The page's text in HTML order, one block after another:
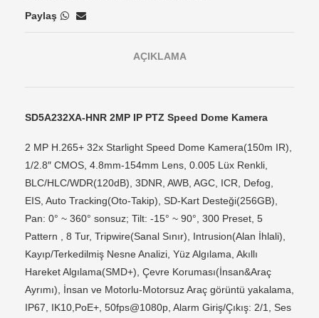
Paylaş
AÇIKLAMA
SD5A232XA-HNR 2MP IP PTZ Speed Dome Kamera
2 MP H.265+ 32x Starlight Speed Dome Kamera(150m IR),
1/2.8″ CMOS, 4.8mm-154mm Lens, 0.005 Lüx Renkli,
BLC/HLC/WDR(120dB), 3DNR, AWB, AGC, ICR, Defog,
EIS, Auto Tracking(Oto-Takip), SD-Kart Desteği(256GB),
Pan: 0° ~ 360° sonsuz; Tilt: -15° ~ 90°, 300 Preset, 5
Pattern , 8 Tur, Tripwire(Sanal Sınır), Intrusion(Alan İhlali),
Kayıp/Terkedilmiş Nesne Analizi, Yüz Algılama, Akıllı
Hareket Algılama(SMD+), Çevre Koruması(İnsan&Araç
Ayrımı), İnsan ve Motorlu-Motorsuz Araç görüntü yakalama,
IP67, IK10,PoE+, 50fps@1080p, Alarm Giriş/Çıkış: 2/1, Ses